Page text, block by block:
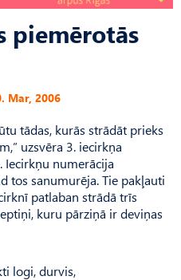
piemērotās
Mar, 2006
tādas, kurās strādāt prieks
uzsvēra 3. iecirkņa
Iecirkņu numerācija
tos sanumurēja. Tie pakļauti
patlaban strādā trīs
kuru pārziņā ir deviņas
logi, durvis,